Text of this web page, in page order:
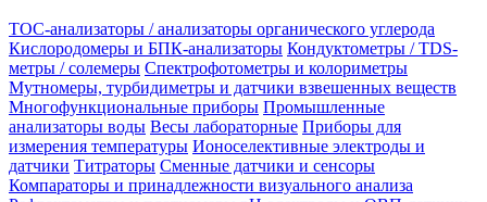
TOC-анализаторы / анализаторы органического углерода
Кислородомеры и БПК-анализаторы Кондуктометры / TDS-
метры / солемеры Спектрофотометры и колориметры
Мутномеры, турбидиметры и датчики взвешенных веществ
Многофункциональные приборы Промышленные
анализаторы воды Весы лабораторные Приборы для
измерения температуры Ионоселективные электроды и
датчики Титраторы Сменные датчики и сенсоры
Компараторы и принадлежности визуального анализа